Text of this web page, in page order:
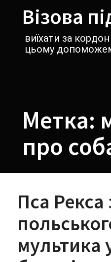
содержимомуВізова
виїхати за
цьому
Метка:
про
Пса Рекса
мультика